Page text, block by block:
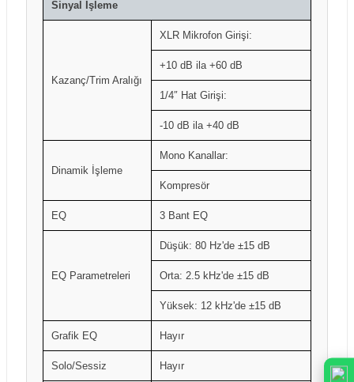
Sinyal İşleme
Kazanç/Trim Aralığı
XLR Mikrofon Girişi:
+10 dB ila +60 dB
1/4″ Hat Girişi:
-10 dB ila +40 dB
Dinamik İşleme
Mono Kanallar:
Kompresör
EQ 3 Bant EQ
EQ Parametreleri
Düşük: 80 Hz'de ±15 dB
Orta: 2.5 kHz'de ±15 dB
Yüksek: 12 kHz'de ±15 dB
Grafik EQ Hayır
Solo/Sessiz Hayır